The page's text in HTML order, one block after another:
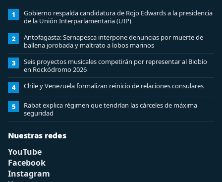
1
Gobierno respalda candidatura de Rojo Edwards a la presidencia
de la Unión Interparlamentaria (UIP)
2
Antofagasta: Sernapesca interpone denuncias por muerte de
ballena jorobada y maltrato a lobos marinos
3
Seis proyectos musicales competirán por representar al Biobío
en Rockódromo 2026
4 Chile y Venezuela formalizan reinicio de relaciones consulares
5
Rabat explica régimen que tendrían las cárceles de máxima
seguridad
Nuestras redes
YouTube
Facebook
Instagram